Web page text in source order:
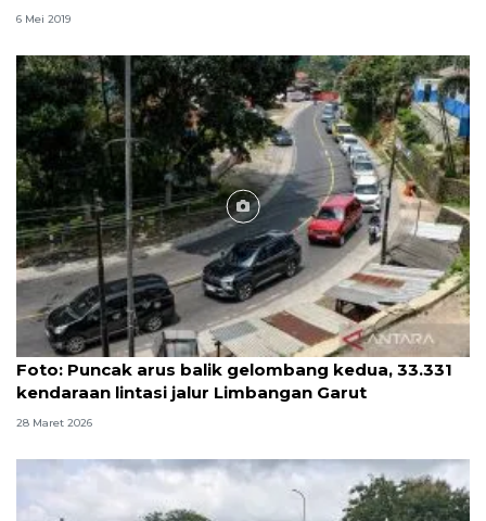
6 Mei 2019
Foto
Foto: Puncak arus balik gelombang kedua, 33.331
kendaraan lintasi jalur Limbangan Garut
28 Maret 2026